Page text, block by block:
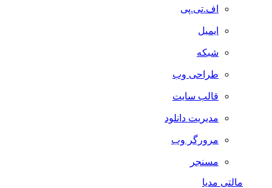
اف.تی.پی
ایمیل
شبکه
طراحی وب
قالب سایت
مدیریت دانلود
مرورگر وب
مسنجر
مالتی مدیا